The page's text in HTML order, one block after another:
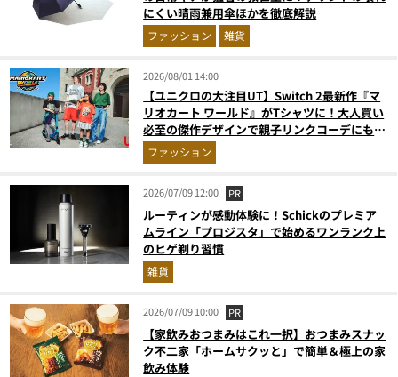
にくい晴雨兼用傘ほかを徹底解説
ファッション 雑貨
2026/08/01 14:00
【ユニクロの大注目UT】Switch 2最新作『マ
リオカート ワールド』がTシャツに！大人買い
必至の傑作デザインで親子リンクコーデにも最
適ファッション
2026/07/09 12:00 PR
ルーティンが感動体験に！Schickのプレミア
ムライン「プロジスタ」で始めるワンランク上
のヒゲ剃り習慣
雑貨
2026/07/09 10:00 PR
【家飲みおつまみはこれ一択】おつまみスナッ
ク不二家「ホームサクッと」で簡単＆極上の家
飲み体験